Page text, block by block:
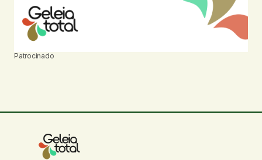
Patrocinado